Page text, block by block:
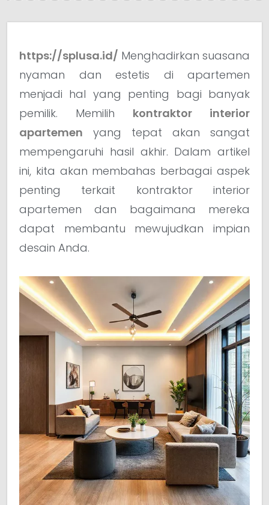
https://splusa.id/ Menghadirkan suasana
nyaman dan estetis di apartemen
menjadi hal yang penting bagi banyak
pemilik. Memilih kontraktor interior
apartemen yang tepat akan sangat
mempengaruhi hasil akhir. Dalam artikel
ini, kita akan membahas berbagai aspek
penting terkait kontraktor interior
apartemen dan bagaimana mereka
dapat membantu mewujudkan impian
desain Anda.